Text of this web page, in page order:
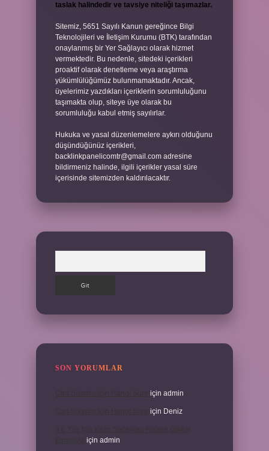
taslak halindedir ve tavsiye niteliği taşımazlar.
Sitemiz, 5651 Sayılı Kanun gereğince Bilgi
Teknolojileri ve İletişim Kurumu (BTK) tarafından
onaylanmış bir Yer Sağlayıcı olarak hizmet
vermektedir. Bu nedenle, sitedeki içerikleri
proaktif olarak denetleme veya araştırma
yükümlülüğümüz bulunmamaktadır. Ancak,
üyelerimiz yazdıkları içeriklerin sorumluluğunu
taşımakta olup, siteye üye olarak bu
sorumluluğu kabul etmiş sayılırlar.
Hukuka ve yasal düzenlemelere aykırı olduğunu
düşündüğünüz içerikleri,
backlinkpanelicomtr@gmail.com adresine
bildirmeniz halinde, ilgili içerikler yasal süre
içerisinde sitemizden kaldırılacaktır.
SON YORUMLAR
için admin
için Deniz
için admin